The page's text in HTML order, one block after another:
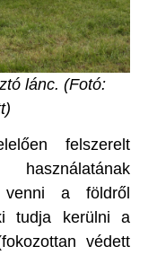
lánc. (Fotó:
felszerelt
használatának
venni a földről
tudja kerülni a
védett